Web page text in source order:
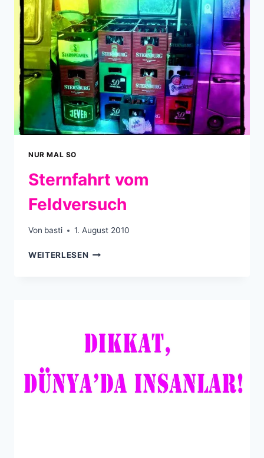
NUR MAL SO
Sternfahrt vom
Feldversuch
Von basti 1. August 2010
WEITERLESEN STERNFAHRT